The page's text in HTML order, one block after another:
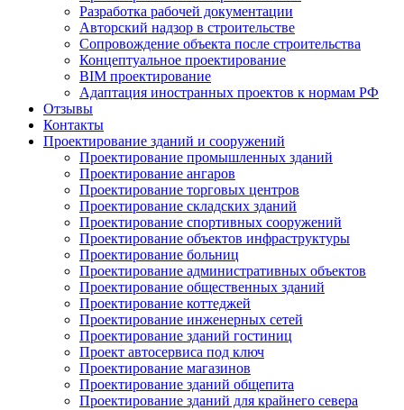
Разработка рабочей документации
Авторский надзор в строительстве
Сопровождение объекта после строительства
Концептуальное проектирование
BIM проектирование
Адаптация иностранных проектов к нормам РФ
Отзывы
Контакты
Проектирование зданий и сооружений
Проектирование промышленных зданий
Проектирование ангаров
Проектирование торговых центров
Проектирование складских зданий
Проектирование спортивных сооружений
Проектирование объектов инфраструктуры
Проектирование больниц
Проектирование административных объектов
Проектирование общественных зданий
Проектирование коттеджей
Проектирование инженерных сетей
Проектирование зданий гостиниц
Проект автосервиса под ключ
Проектирование магазинов
Проектирование зданий общепита
Проектирование зданий для крайнего севера